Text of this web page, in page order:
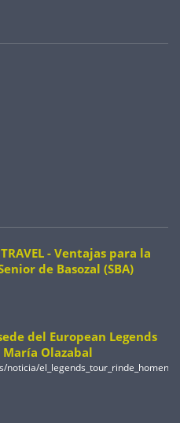
- Ventajas para la
de Basozal (SBA)
del European Legends
María Olazabal